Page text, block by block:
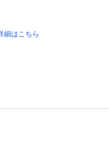
細はこちら